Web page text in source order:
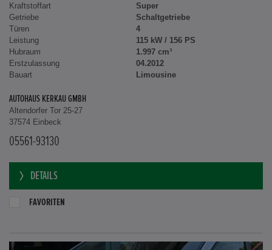
Kraftstoffart
Super
Getriebe
Schaltgetriebe
Türen
4
Leistung
115 kW / 156 PS
Hubraum
1.997 cm³
Erstzulassung
04.2012
Bauart
Limousine
AUTOHAUS KERKAU GMBH
Altendorfer Tor 25-27
37574 Einbeck
05561-93130
DETAILS
FAVORITEN